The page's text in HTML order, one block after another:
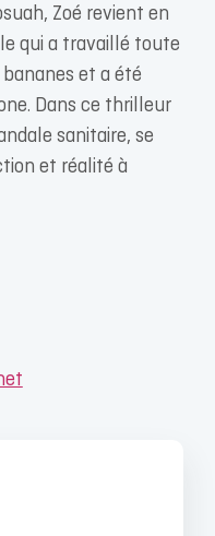
Zoé revient en
qui a travaillé toute
et a été
Dans ce thrilleur
sanitaire, se
et réalité à